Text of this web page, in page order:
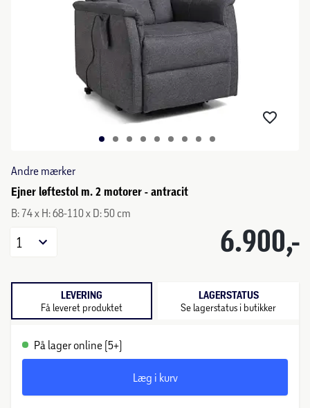
Andre mærker
Ejner løftestol m. 2 motorer - antracit
B: 74 x H: 68-110 x D: 50 cm
6.900,-
1
LEVERING
Få leveret produktet
LAGERSTATUS
Se lagerstatus i butikker
På lager online (5+)
Læg i kurv